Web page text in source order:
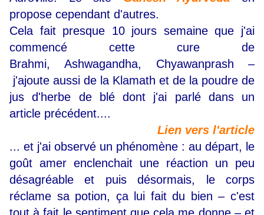
propose cependant d'autres.
Cela fait presque 10 jours semaine que j'ai
commencé cette cure de
Brahmi,Ashwagandha, Chyawanprash –
j'ajoute aussi de la Klamath et de la poudre de
jus d'herbe de blé dont j'ai parlé dans un
article précédent....
Lien vers l'article
... et j'ai observé un phénomène : au départ, le
goût amer enclenchait une réaction un peu
désagréable et puis désormais, le corps
réclame sa potion, ça lui fait du bien – c'est